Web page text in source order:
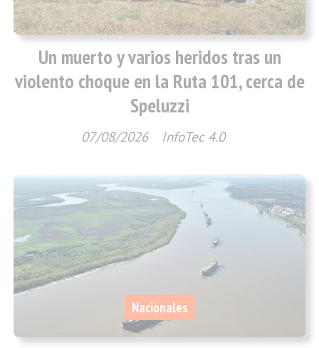
Un muerto y varios heridos tras un
violento choque en la Ruta 101, cerca de
Speluzzi
InfoTec 4.0
07/08/2026
Nacionales